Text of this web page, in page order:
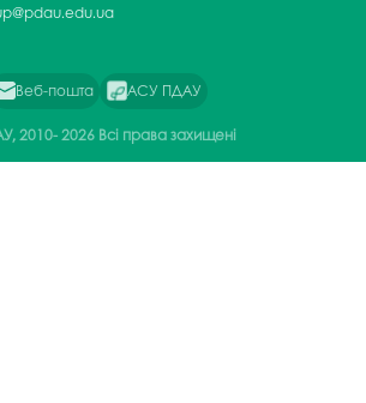
Веб-пошта АСУ ПДАУ
2010-2026 Всі права захищені